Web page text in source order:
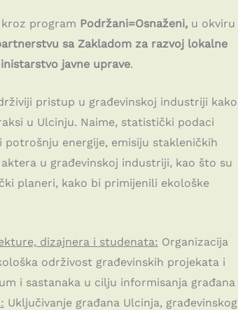
program Podržani=Osnaženi,u okviru
sa Zakladom za razvoj lokalne
javne uprave.
pristup u građevinskoj industriji kako
u Ulcinju. Naime, statistički podaci
energije, emisiju stakleničkih
u građevinskoj industriji, kao što su
planeri, kako bi primijenili ekološke
dizajnera i studenata: Organizacija
održivost građevinskih projekata i
i sastanaka u cilju informisanja građana
Uključivanje građana Ulcinja, građevinskog